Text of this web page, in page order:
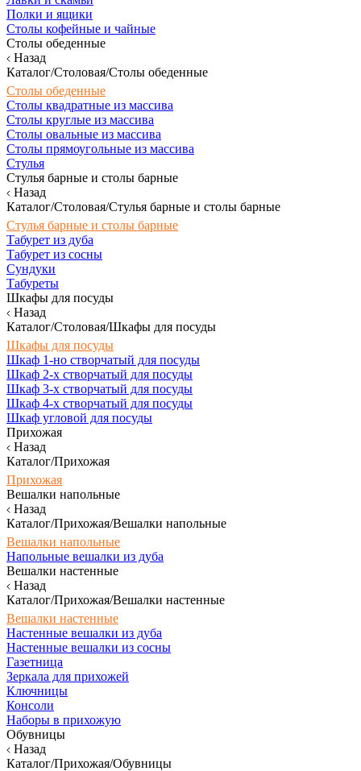
Полки и ящики
Столы кофейные и чайные
Столы обеденные
Назад
Каталог/Столовая/Столы обеденные
Столы обеденные
Столы квадратные из массива
Столы круглые из массива
Столы овальные из массива
Столы прямоугольные из массива
Стулья
Стулья барные и столы барные
Назад
Каталог/Столовая/Стулья барные и столы барные
Стулья барные и столы барные
Табурет из дуба
Табурет из сосны
Сундуки
Табуреты
Шкафы для посуды
Назад
Каталог/Столовая/Шкафы для посуды
Шкафы для посуды
Шкаф 1-но створчатый для посуды
Шкаф 2-х створчатый для посуды
Шкаф 3-х створчатый для посуды
Шкаф 4-х створчатый для посуды
Шкаф угловой для посуды
Прихожая
Назад
Каталог/Прихожая
Прихожая
Вешалки напольные
Назад
Каталог/Прихожая/Вешалки напольные
Вешалки напольные
Напольные вешалки из дуба
Вешалки настенные
Назад
Каталог/Прихожая/Вешалки настенные
Вешалки настенные
Настенные вешалки из дуба
Настенные вешалки из сосны
Газетница
Зеркала для прихожей
Ключницы
Консоли
Наборы в прихожую
Обувницы
Назад
Каталог/Прихожая/Обувницы